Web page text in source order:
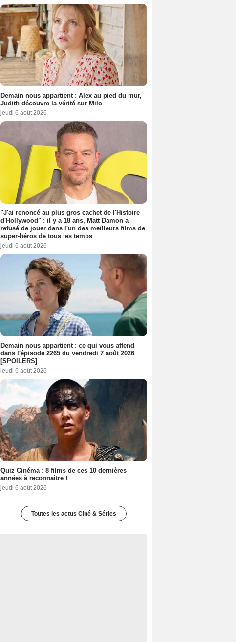
Demain nous appartient : Alex au pied du mur,
Judith découvre la vérité sur Milo
jeudi 6 août 2026
"J'ai renoncé au plus gros cachet de l'Histoire
d'Hollywood" : il y a 18 ans, Matt Damon a
refusé de jouer dans l'un des meilleurs films de
super-héros de tous les temps
jeudi 6 août 2026
Demain nous appartient : ce qui vous attend
dans l'épisode 2265 du vendredi 7 août 2026
[SPOILERS]
jeudi 6 août 2026
Quiz Cinéma : 8 films de ces 10 dernières
années à reconnaître !
jeudi 6 août 2026
Toutes les actus Ciné & Séries